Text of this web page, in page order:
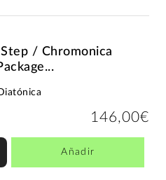
/ Chromonica
146,00€
Añadir